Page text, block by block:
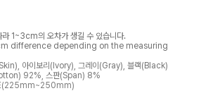
라 1~3cm의 오차가 생길 수 있습니다.
difference depending on the measuring
아이보리(Ivory), 그레이(Gray), 블랙(Black)
92%, 스판(Span) 8%